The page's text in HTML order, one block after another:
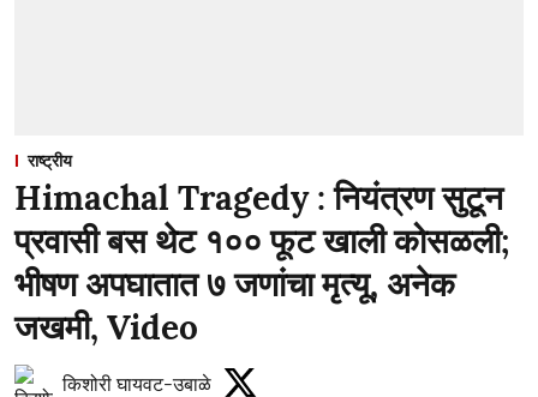
राष्ट्रीय
Himachal Tragedy : नियंत्रण सुटून
प्रवासी बस थेट १०० फूट खाली कोसळली;
भीषण अपघातात ७ जणांचा मृत्यू, अनेक
जखमी, Video
किशोरी घायवट-उबाळे